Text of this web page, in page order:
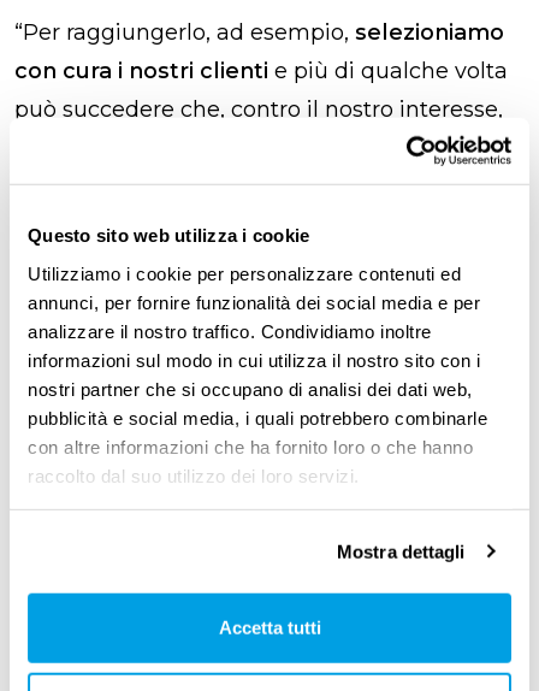
Questo sito web utilizza i cookie
Utilizziamo i cookie per personalizzare contenuti ed
annunci, per fornire funzionalità dei social media e per
analizzare il nostro traffico. Condividiamo inoltre
informazioni sul modo in cui utilizza il nostro sito con i
nostri partner che si occupano di analisi dei dati web,
pubblicità e social media, i quali potrebbero combinarle
con altre informazioni che ha fornito loro o che hanno
raccolto dal suo utilizzo dei loro servizi.
Mostra dettagli
Accetta tutti
“Per raggiungerlo, ad esempio, selezioniamo
con cura i nostri clienti e più di qualche volta
può succedere che, contro il nostro interesse,
l’accordo non vada a buon fine. Questo
naturalmente comporta per noi unacrescita
un po’ più lenta e dei guadagni meno alti di
quelli che potrebbero essere
, ma nel giorno
zero di fondazione di Restworld abbiamo
messo nero su bianco le nostre linee guida, e a
quelle dobbiamo e vogliamo rimanere
coerenti”.
nuovi servizi per la
piattaforma
Ad oggi la startup, fravari round